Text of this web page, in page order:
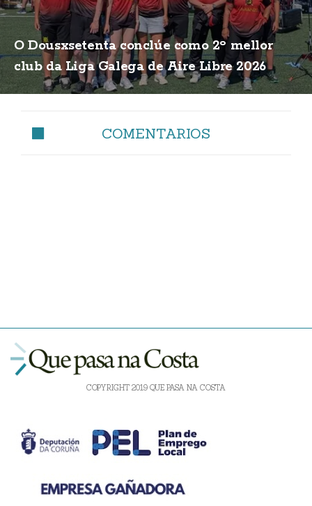
O Dousxsetenta conclúe como 2º mellor
club da Liga Galega de Aire Libre 2026
COMENTARIOS
COPYRIGHT 2019 QUE PASA NA COSTA